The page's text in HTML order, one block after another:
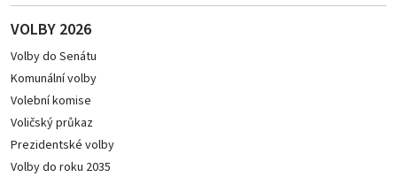
VOLBY 2026
Volby do Senátu
Komunální volby
Volební komise
Voličský průkaz
Prezidentské volby
Volby do roku 2035